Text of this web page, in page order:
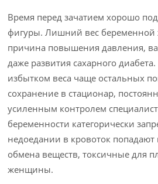
Время перед зачатием хорошо
фигуры. Лишний вес
причина повышения давления,
даже развития сахарного
избытком веса чаще остальных
сохранение в стационар,
усиленным контролем
беременности категорически
недоедании в кровоток
обмена веществ, токсичные для
женщины.